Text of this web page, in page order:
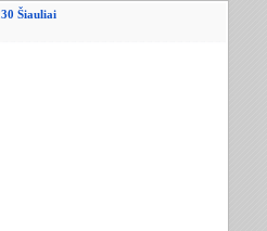
Šiauliai